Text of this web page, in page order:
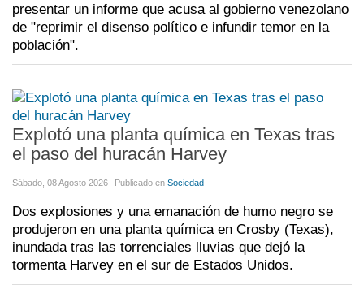
presentar un informe que acusa al gobierno venezolano
de "reprimir el disenso político e infundir temor en la
población".
Explotó una planta química en Texas tras
el paso del huracán Harvey
Sábado, 08 Agosto 2026 Publicado en Sociedad
Dos explosiones y una emanación de humo negro se
produjeron en una planta química en Crosby (Texas),
inundada tras las torrenciales lluvias que dejó la
tormenta Harvey en el sur de Estados Unidos.